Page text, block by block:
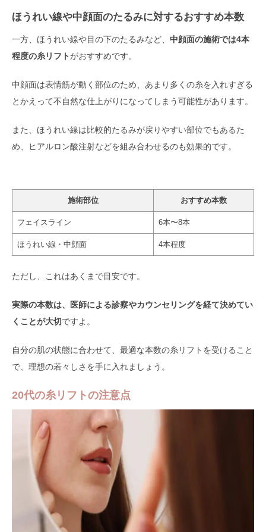
ほうれい線や中顔面のたるみに対するおすすめ本数
一方、ほうれい線や目の下のたるみなど、 中顔面の施術では4本
程度の糸リフトがおすすめです。
中顔面は表情筋が動く部位のため、あまり多くの糸を入れすぎる
とかえって不自然な仕上がりになってしまう可能性があります。
また、ほうれい線は比較的たるみが戻りやすい部位でもあるた
め、ヒアルロン酸注射などを組み合わせるのも効果的です。
施術部位 おすすめ本数
フェイスライン 6本〜8本
ほうれい線・中顔面 4本程度
ただし、これはあくまで目安です。
実際の本数は、医師による診察やカウンセリングを経て決めてい
くことが大切ですよ。
自分の肌の状態に合わせて、最適な本数の糸リフトを受けること
で、理想の若々しさを手に入れましょう。
20代の糸リフトの注意点